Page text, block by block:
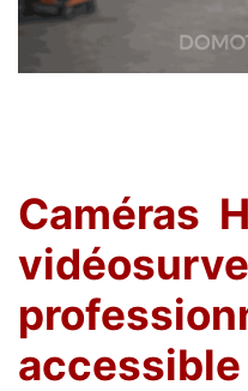
Caméras
accessible